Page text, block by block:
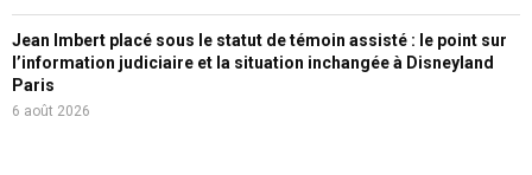
Jean Imbert placé sous le statut de témoin assisté : le point sur
l’information judiciaire et la situation inchangée à Disneyland
Paris
6 août 2026